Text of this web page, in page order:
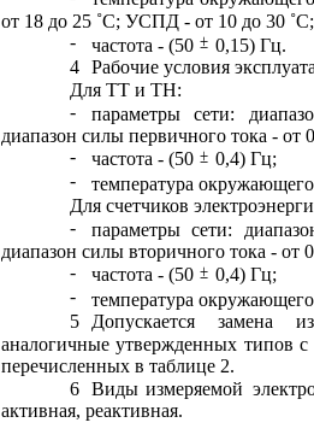
от 18 до 25 ˚С; УСПД - от 10 до 30
-
частота - (50 ± 0,15) Гц.
4
Рабочие условия
Для ТТ и ТН:
-
параметры сети:
диапазон силы первичного тока - от
-
частота - (50 ± 0,4) Гц;
-
температура
Для счетчиков
-
параметры сети:
диапазон силы вторичного тока - от
-
частота - (50 ± 0,4) Гц;
-
температура
5
Допускается замена
аналогичные утвержденных типов с
перечисленных в таблице 2.
6
Виды измеряемой
активная, реактивная.